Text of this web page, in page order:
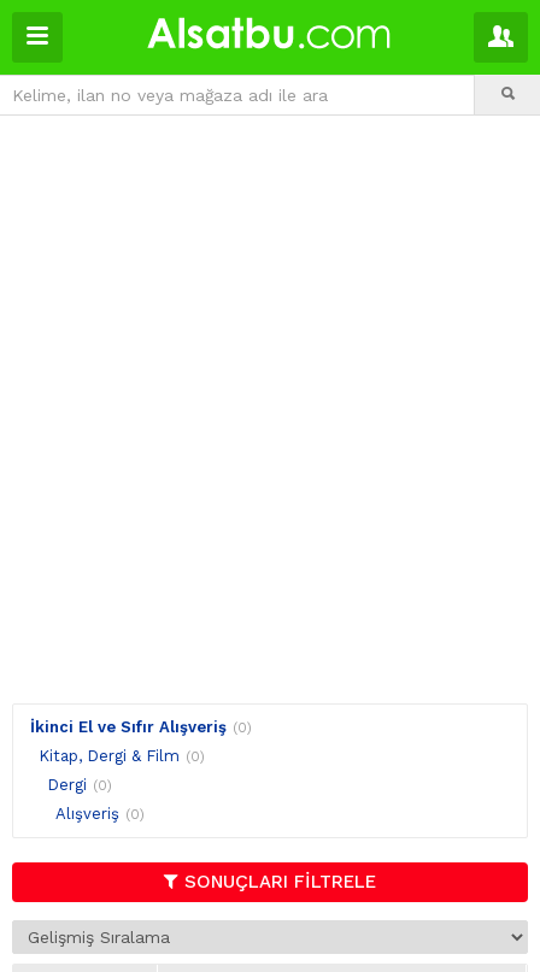
İkinci El ve Sıfır Alışveriş (0)
Kitap, Dergi & Film (0)
Dergi (0)
Alışveriş (0)
SONUÇLARI FİLTRELE